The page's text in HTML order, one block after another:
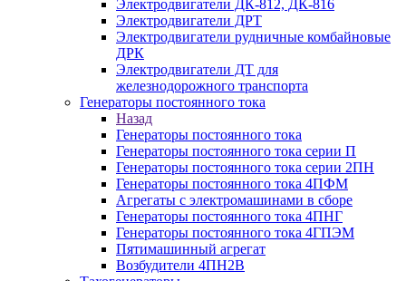
Электродвигатели ДК-812, ДК-816
Электродвигатели ДРТ
Электродвигатели рудничные комбайновые
ДРК
Электродвигатели ДТ для
железнодорожного транспорта
Генераторы постоянного тока
Назад
Генераторы постоянного тока
Генераторы постоянного тока серии П
Генераторы постоянного тока серии 2ПН
Генераторы постоянного тока 4ПФМ
Агрегаты с электромашинами в сборе
Генераторы постоянного тока 4ПНГ
Генераторы постоянного тока 4ГПЭМ
Пятимашинный агрегат
Возбудители 4ПН2В